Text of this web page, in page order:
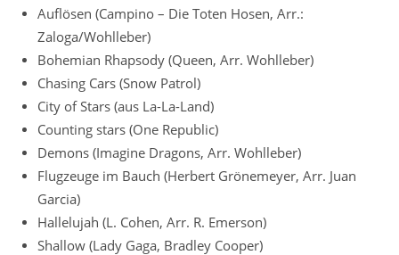
Auflösen (Campino – Die Toten Hosen, Arr.:
Zaloga/Wohlleber)
Bohemian Rhapsody (Queen, Arr. Wohlleber)
Chasing Cars (Snow Patrol)
City of Stars (aus La-La-Land)
Counting stars (One Republic)
Demons (Imagine Dragons, Arr. Wohlleber)
Flugzeuge im Bauch (Herbert Grönemeyer, Arr. Juan
Garcia)
Hallelujah (L. Cohen, Arr. R. Emerson)
Shallow (Lady Gaga, Bradley Cooper)